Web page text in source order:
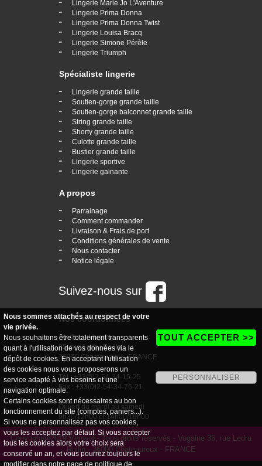
Lingerie Marie Jo L'Aventure
- Lingerie Prima Donna
- Lingerie Prima Donna Twist
- Lingerie Louisa Bracq
- Lingerie Simone Pérèle
- Lingerie Triumph
Spécialiste lingerie
- Lingerie grande taille
- Soutien-gorge grande taille
- Soutien-gorge balconnet grande taille
- String grande taille
- Shorty grande taille
- Culotte grande taille
- Bustier grande taille
- Lingerie sportive
- Lingerie gainante
A propos
- Parrainage
- Comment commander
- Livraison & Frais de port
- Conditions générales de vente
- Nous contacter
- Notice légale
Suivez-nous sur
Nos coordonnées
boutique Vogaine
35, rue Ledru Rollin
36000 Chateauroux - FRANCE
Tél : +33(0)2-54-34-15-25
Fax : +33(0)2-54-34-76-21
Ouvert du mardi au samedi
9h30/12h00 et 14h00/19h00
Copyright@2019 Véroval - Tous droits réservés - Vogaine 35, rue Ledru
Rollin - 36000 Chateauroux - FRANCE
Nous sommes attachés au respect de votre
vie privée.
Nous souhaitons être totalement transparents
quant à l'utilisation de vos données via le
dépôt de cookies. En acceptant l'utilisation
des cookies nous vous proposerons un
service adapté à vos besoins et une
navigation optimale.
Certains cookies sont nécessaires au bon
fonctionnement du site (comptes, paniers...).
Si vous ne personnalisez pas vos cookies,
vous les acceptez par défaut. Si vous accepter
tous les cookies alors votre choix sera
conservé un an, et vous pourrez toujours le
modifier dans notre page de politique de
TOUT ACCEPTER >>
PERSONNALISER